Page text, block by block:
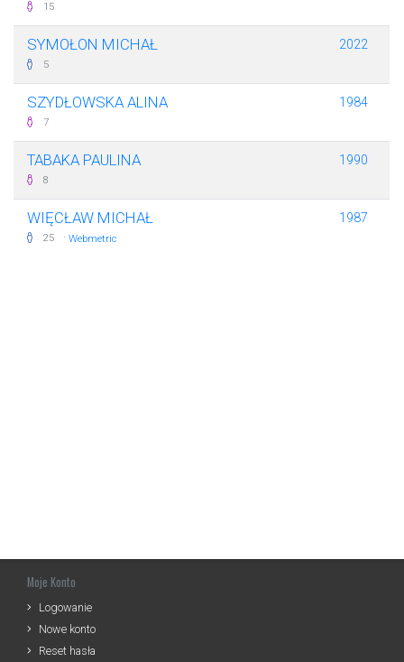
15
SYMOŁON MICHAŁ
5
2022
SZYDŁOWSKA ALINA
7
1984
TABAKA PAULINA
8
1990
WIĘCŁAW MICHAŁ
25 · Webmetric
1987
Moje Konto
Logowanie
Nowe konto
Reset hasła